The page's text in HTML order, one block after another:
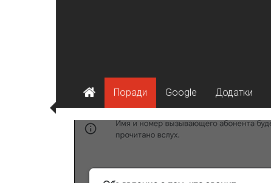
Поради Google Додатки